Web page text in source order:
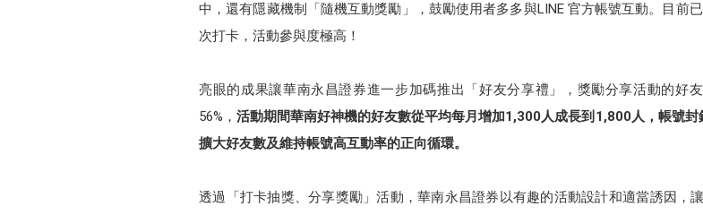
中，還有隱藏機制「隨機互動獎勵」，鼓勵使用者多多與LINE 官方帳號互動。目前
次打卡，活動參與度極高！
亮眼的成果讓華南永昌證券進一步加碼推出「好友分享禮」，獎勵分享活動的好
56%，活動期間華南好神機的好友數從平均每月增加1,300人成長到1,800人，帳號
擴大好友數及維持帳號高互動率的正向循環。
透過「打卡抽獎、分享獎勵」活動，華南永昌證券以有趣的活動設計和適當誘因，